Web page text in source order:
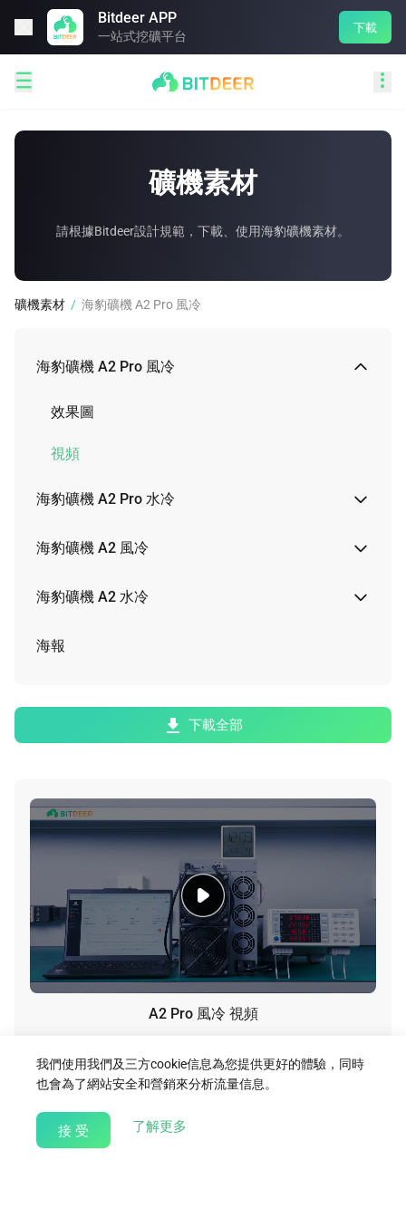
Bitdeer APP
一站式挖礦平台
下載
 
礦機素材
請根據Bitdeer設計規範，下載、使用海豹礦機素材。
礦機素材 / 海豹礦機 A2 Pro 風冷
海豹礦機 A2 Pro 風冷
效果圖
視頻
海豹礦機 A2 Pro 水冷
效果圖
視頻
海豹礦機 A2 風冷
效果圖
實物圖
海豹礦機 A2 水冷
效果圖
海報
下載全部
A2 Pro 風冷 視頻
下 載
我們使用我們及三方cookie信息為您提供更好的體驗，同時
也會為了網站安全和營銷來分析流量信息。
接 受 了解更多